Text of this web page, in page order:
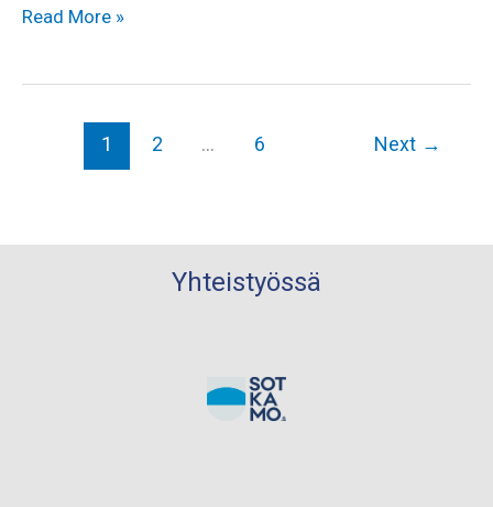
Maailmanmestari
Read More »
1 2 … 6 Next →
Yhteistyössä